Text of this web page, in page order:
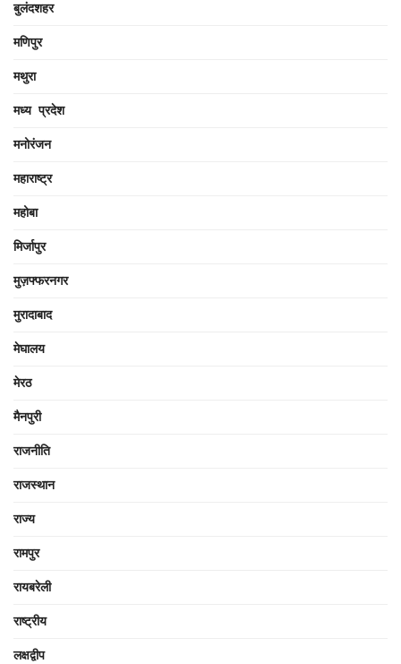
बुलंदशहर
मणिपुर
मथुरा
मध्य प्रदेश
मनोरंजन
महाराष्ट्र
महोबा
मिर्जापुर
मुज़फ्फरनगर
मुरादाबाद
मेघालय
मेरठ
मैनपुरी
राजनीति
राजस्थान
राज्य
रामपुर
रायबरेली
राष्ट्रीय
लक्षद्वीप